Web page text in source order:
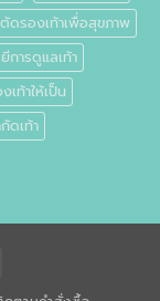
ดรองเท้าเพื่อสุขภาพ
ยีการดูแลเท้า
เท้าให้เป็น
ดเท้า